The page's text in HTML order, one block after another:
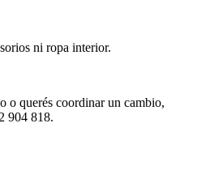
ni ropa interior.
o querés coordinar un cambio,
904 818.